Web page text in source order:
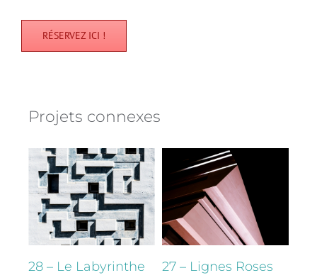
RÉSERVEZ ICI !
Projets connexes
28 – Le Labyrinthe 27 – Lignes Roses